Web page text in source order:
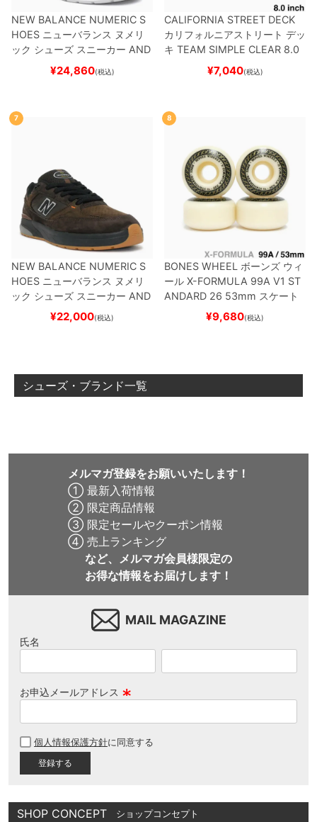
NEW BALANCE NUMERIC S
HOES ニューバランス ヌメリ
ック シューズ スニーカー AND
REW REYNOLDS 933
BLACK/NAVYスケートボ
¥24,860(税込)
CALIFORNIA STREET DECK
カリフォルニアストリート デッ
キ TEAM SIMPLE CLEAR 8.0
ブランク（DSM）
ード スケボー
¥7,040(税込)
7
NEW BALANCE NUMERIC S
HOES ニューバランス ヌメリ
ック シューズ スニーカー AND
REW REYNOLDS 933
BROWN/BLACK
スケート
¥22,000(税込)
8
BONES WHEEL ボーンズ ウィ
ール X-FORMULA 99A V1 ST
ANDARD 26 53mm スケート
ボード スケボー
¥9,680(税込)
シューズ・ブランド一覧
メルマガ登録をお願いいたします！
① 最新入荷情報
② 限定商品情報
③ 限定セールやクーポン情報
④ 売上ランキング
など、メルマガ会員様限定の
お得な情報をお届けします！
MAIL MAGAZINE
氏名
お申込メールアドレス
須
個人情報保護方針に同意する
SHOP CONCEPT ショップコンセプト